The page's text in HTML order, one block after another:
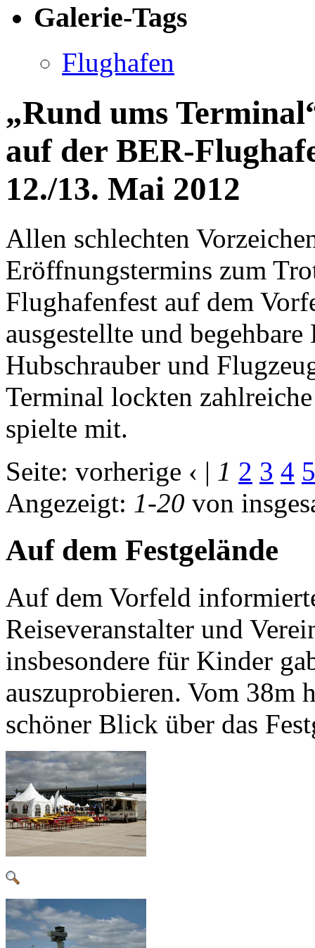
Galerie-Tags
Flughafen
„Rund ums
auf der BER-
12./13. Mai 2012
Allen schlechten
Eröffnungstermins zum
Flughafenfest auf dem
ausgestellte und
Hubschrauber und
Terminal lockten
spielte mit.
Seite: vorherige ‹ | 1 2 3 4 5
Angezeigt: 1-20 von
Auf dem Festgelände
Auf dem Vorfeld
Reiseveranstalter und
insbesondere für Kinder
auszuprobieren. Vom 38m
schöner Blick über das